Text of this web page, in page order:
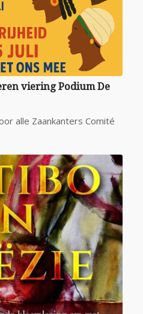
viering Podium De
alle Zaankanters Comité